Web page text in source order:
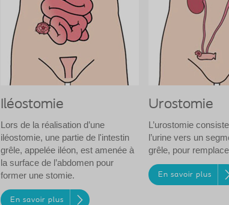
Iléostomie
Lors de la réalisation d’une
iléostomie, une partie de l'intestin
grêle, appelée iléon, est amenée à
la surface de l’abdomen pour
former une stomie.
En savoir plus
Urostomie
L’urostomie
l’urine vers un
grêle, pour
En savoir plus